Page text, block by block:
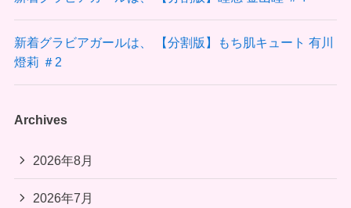
新着グラビアガールは、 【分割版】もち肌キュート 有川
燈莉 ＃2
Archives
2026年8月
2026年7月